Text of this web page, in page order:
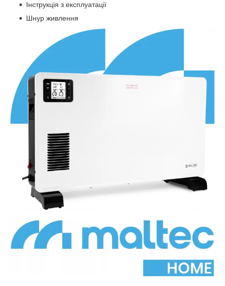
Інструкція з експлуатації
Шнур живлення